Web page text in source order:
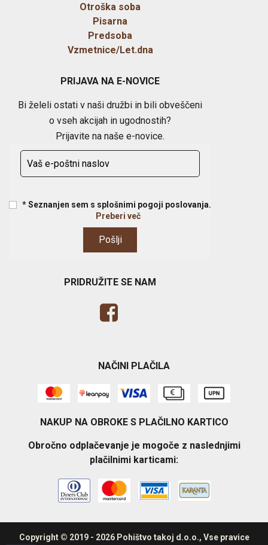
Otroška soba
Pisarna
Predsoba
Vzmetnice/Let.dna
PRIJAVA NA E-NOVICE
Bi želeli ostati v naši družbi in bili obveščeni
o vseh akcijah in ugodnostih?
Prijavite na naše e-novice.
* Seznanjen sem s splošnimi pogoji poslovanja.
Preberi več
PRIDRUŽITE SE NAM
NAČINI PLAČILA
NAKUP NA OBROKE S PLAČILNO KARTICO
Obročno odplačevanje je mogoče z naslednjimi
plačilnimi karticami:
Copyright © 2019 - 2026 Pohištvo takoj d.o.o., Vse pravice